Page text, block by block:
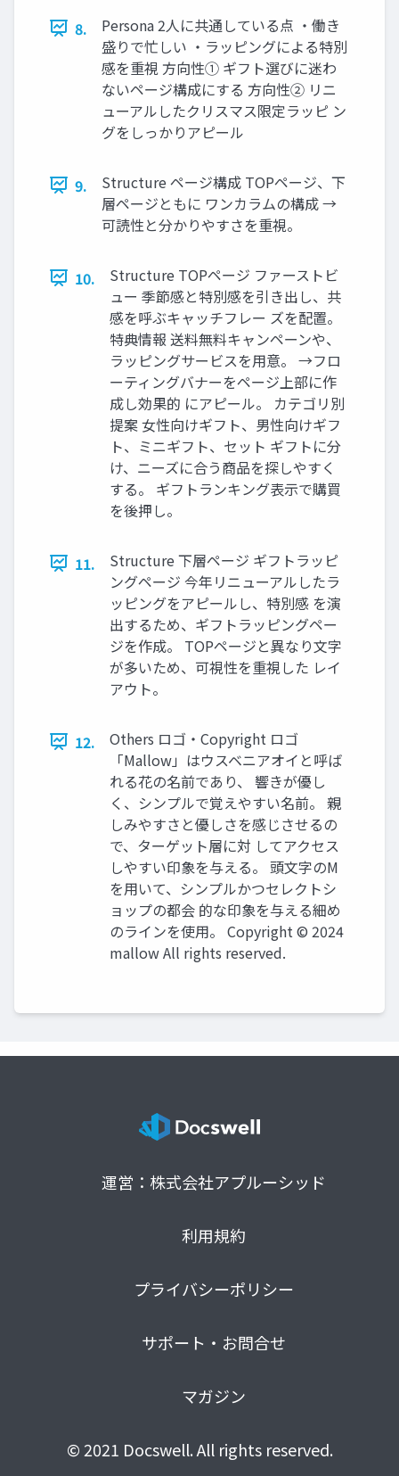
8.
Persona 2人に共通している点 ・働き
盛りで忙しい ・ラッピングによる特別
感を重視 方向性① ギフト選びに迷わ
ないページ構成にする 方向性② リニ
ューアルしたクリスマス限定ラッピ ン
グをしっかりアピール
9.
Structure ページ構成 TOPページ、下
層ページともに ワンカラムの構成 →
可読性と分かりやすさを重視。
10.
Structure TOPページ ファーストビ
ュー 季節感と特別感を引き出し、共
感を呼ぶキャッチフレー ズを配置。
特典情報 送料無料キャンペーンや、
ラッピングサービスを用意。 →フロ
ーティングバナーをページ上部に作
成し効果的 にアピール。 カテゴリ別
提案 女性向けギフト、男性向けギフ
ト、ミニギフト、セット ギフトに分
け、ニーズに合う商品を探しやすく
する。 ギフトランキング表示で購買
を後押し。
11.
Structure 下層ページ ギフトラッピ
ングページ 今年リニューアルしたラ
ッピングをアピールし、特別感 を演
出するため、ギフトラッピングペー
ジを作成。 TOPページと異なり文字
が多いため、可視性を重視した レイ
アウト。
12.
Others ロゴ・Copyright ロゴ
「Mallow」はウスベニアオイと呼ば
れる花の名前であり、 響きが優し
く、シンプルで覚えやすい名前。 親
しみやすさと優しさを感じさせるの
で、ターゲット層に対 してアクセス
しやすい印象を与える。 頭文字のM
を用いて、シンプルかつセレクトシ
ョップの都会 的な印象を与える細め
のラインを使用。 Copyright © 2024
mallow All rights reserved.
運営：株式会社アプルーシッド
利用規約
プライバシーポリシー
サポート・お問合せ
マガジン
© 2021 Docswell. All rights reserved.